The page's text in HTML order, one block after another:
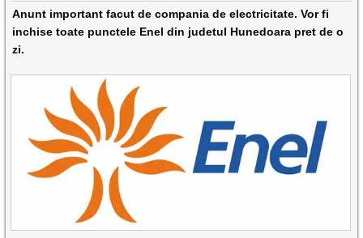
Anunt important facut de compania de electricitate. Vor fi
inchise toate punctele Enel din judetul Hunedoara pret de o
zi.